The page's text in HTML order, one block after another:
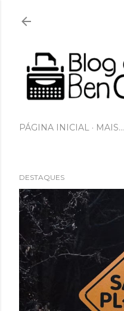
PÁGINA INICIAL MAIS…
DESTAQUES